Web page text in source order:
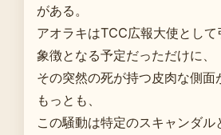
がある。
アオラキはTCC広報大使とし
象徴となる予定だっただけに、
その突然の死が持つ皮肉な側面
もっとも、
この騒動は特定のスキャンダル